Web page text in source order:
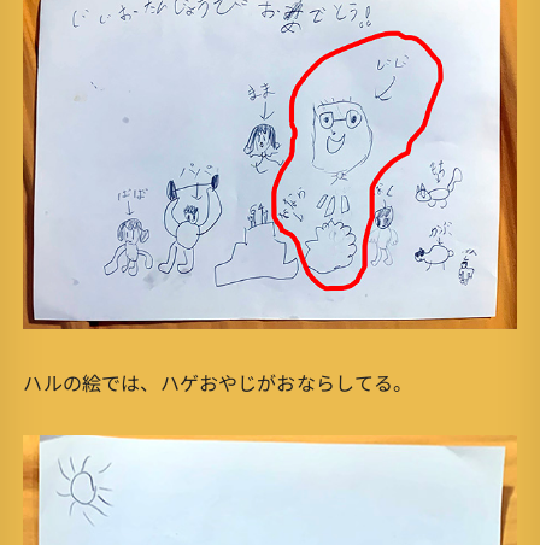
ハルの絵では、ハゲおやじがおならしてる。